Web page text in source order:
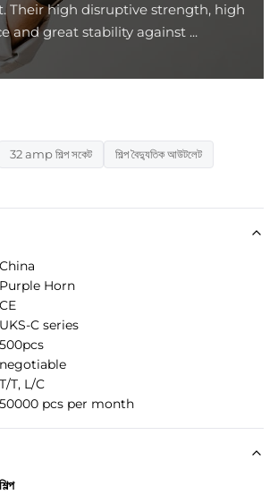
Their high disruptive strength, high
and great stability against ...
32 amp শিল্প সকেট শিল্প বৈদ্যুতিক আউটলেট
China
Purple Horn
CE
UKS-C series
500pcs
negotiable
T/T, L/C
50000 pcs per month
শিল্প